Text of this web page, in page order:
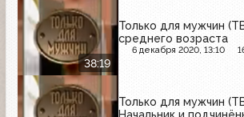
38:19
Только для мужчин
среднего возраста
6 декабря 2020, 13:10
Только для мужчин
Начальник и